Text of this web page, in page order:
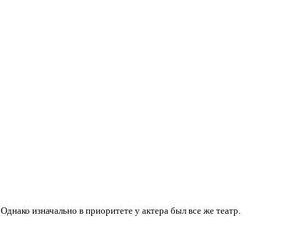
Однако изначально в приоритете у актера был все же театр.